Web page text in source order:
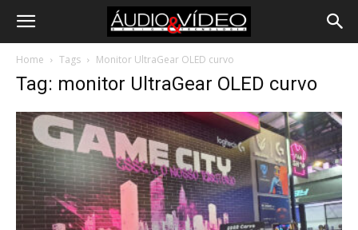
Home Tags Monitor UltraGear OLED curvo
Tag: monitor UltraGear OLED curvo